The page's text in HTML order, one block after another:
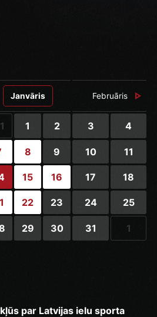
Janvāris Februāris
1 2 3 4
8 9 10 11
15 16 17 18
22 23 24 25
29 30 31 1
par Latvijas ielu sporta